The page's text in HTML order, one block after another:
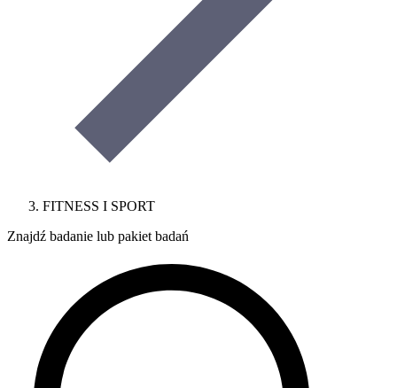
FITNESS I SPORT
Znajdź badanie lub pakiet badań